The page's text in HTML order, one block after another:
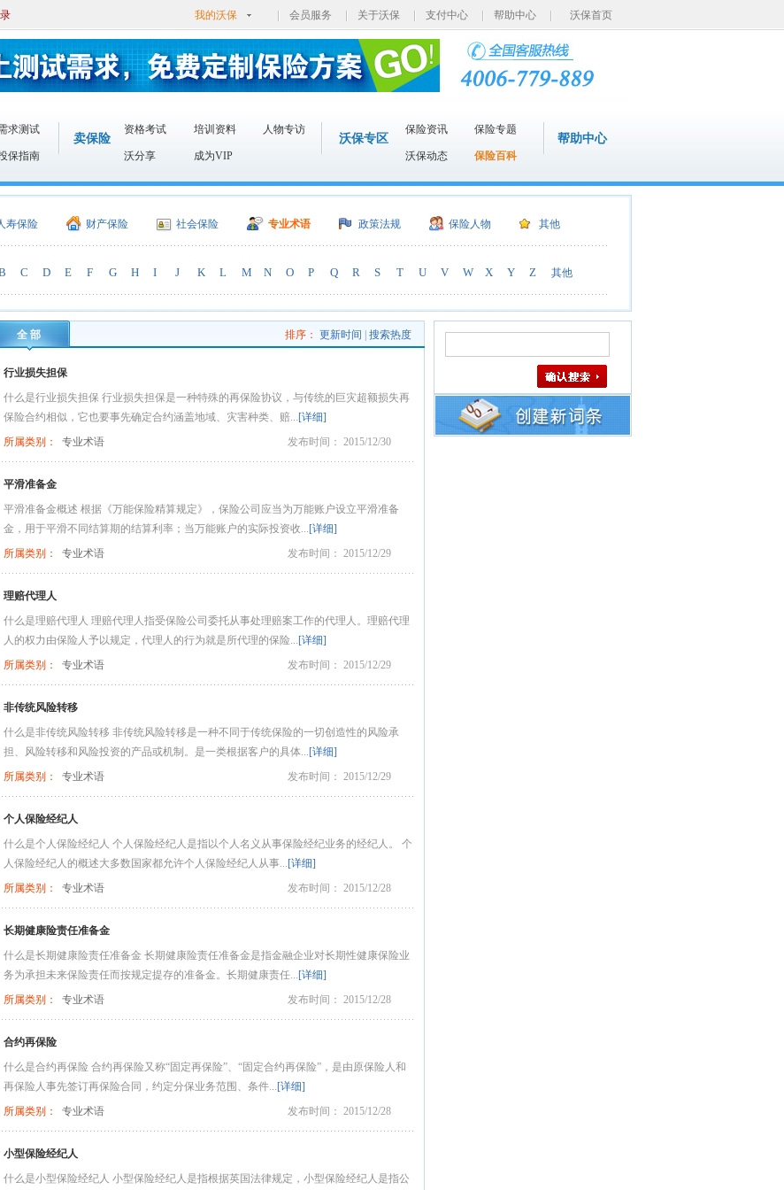
我的沃保 会员服务 关于沃保 支付中心 帮助中心 沃保首页
求测试
保指南
卖保险
资格考试 培训资料 人物专访
沃分享 成为VIP
沃保专区
保险资讯 保险专题
沃保动态 保险百科
帮助中心
寿保险 财产保险 社会保险 专业术语 政策法规 保险人物 其他
C D E F G H I J K L M N O P Q R S T U V W X Y Z 其他
全 部 排序： 更新时间 搜索热度
行业损失担保
什么是行业损失担保 行业损失担保是一种特殊的再保险协议，与传统的巨灾超额损失再
保险合约相似，它也要事先确定合约涵盖地域、灾害种类、赔...[详细]
所属类别：
专业术语 发布时间： 2015/12/30
平滑准备金
平滑准备金概述 根据《万能保险精算规定》，保险公司应当为万能账户设立平滑准备
金，用于平滑不同结算期的结算利率；当万能账户的实际投资收...[详细]
所属类别：
专业术语 发布时间： 2015/12/29
理赔代理人
什么是理赔代理人 理赔代理人指受保险公司委托从事处理赔案工作的代理人。理赔代理
人的权力由保险人予以规定，代理人的行为就是所代理的保险...[详细]
所属类别：
专业术语 发布时间： 2015/12/29
非传统风险转移
什么是非传统风险转移 非传统风险转移是一种不同于传统保险的一切创造性的风险承
担、风险转移和风险投资的产品或机制。是一类根据客户的具体...[详细]
所属类别：
专业术语 发布时间： 2015/12/29
个人保险经纪人
什么是个人保险经纪人 个人保险经纪人是指以个人名义从事保险经纪业务的经纪人。 个
人保险经纪人的概述大多数国家都允许个人保险经纪人从事...[详细]
所属类别：
专业术语 发布时间： 2015/12/28
长期健康险责任准备金
什么是长期健康险责任准备金 长期健康险责任准备金是指金融企业对长期性健康保险业
务为承担未来保险责任而按规定提存的准备金。长期健康责任...[详细]
所属类别：
专业术语 发布时间： 2015/12/28
合约再保险
什么是合约再保险 合约再保险又称“固定再保险”、“固定合约再保险”，是由原保险人和
再保险人事先签订再保险合同，约定分保业务范围、条件...[详细]
所属类别：
专业术语 发布时间： 2015/12/28
小型保险经纪人
什么是小型保险经纪人 小型保险经纪人是指根据英国法律规定，小型保险经纪人是指公